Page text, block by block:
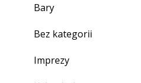
Bary
Bez kategorii
Imprezy